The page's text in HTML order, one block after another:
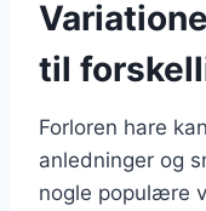
til
Forloren hare
anledninger og
nogle populære